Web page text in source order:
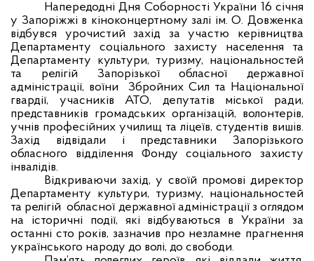
Напередодні Дня Соборності України 16 січня
у Запоріжжі в кіноконцертному залі ім. О. Довженка
відбувся урочистий захід за участю керівництва
Департаменту соціального захисту населення та
Департаменту культури, туризму, національностей
та релігій Запорізької обласної державної
адміністрації, воїни Збройних Сил та Національної
гвардії, учасників АТО, депутатів міської ради,
представників громадських організацій, волонтерів,
учнів професійних училищ та ліцеїв, студентів вишів.
Захід відвідали і представники Запорізького
обласного відділення Фонду соціального захисту
інвалідів.
Відкриваючи захід, у своїй промові директор
Департаменту культури, туризму, національностей
та релігій обласної державної адміністрації з оглядом
на історичні події, які відбуваються в України за
останні сто років, зазначив про незламне прагнення
українського народу до волі, до свободи.